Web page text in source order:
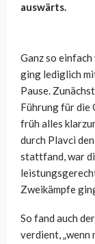
auswärts.
Ganz so
ging lediglich
Pause.
Führung für die
früh alles
durch Plavci
stattfand, war
Zweikämpfe
So fand auch der
verdient, „wenn